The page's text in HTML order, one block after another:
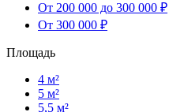
От 200 000 до 300 000 ₽
От 300 000 ₽
Площадь
4 м²
5 м²
5,5 м²